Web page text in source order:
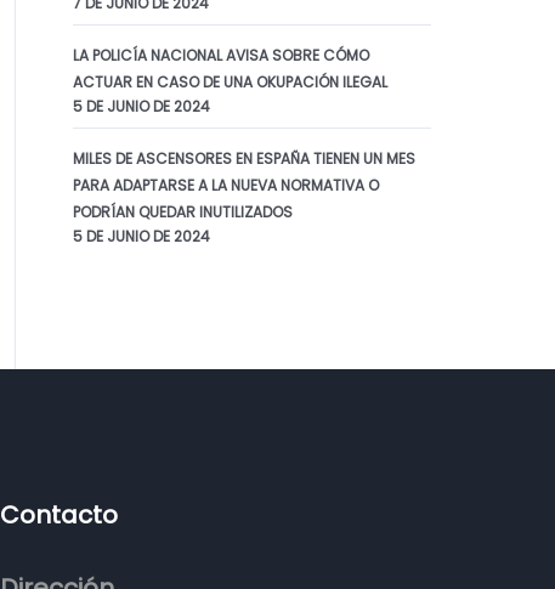
LA POLICÍA NACIONAL AVISA SOBRE CÓMO
ACTUAR EN CASO DE UNA OKUPACIÓN ILEGAL
5 DE JUNIO DE 2024
MILES DE ASCENSORES EN ESPAÑA TIENEN UN MES
PARA ADAPTARSE A LA NUEVA NORMATIVA O
PODRÍAN QUEDAR INUTILIZADOS
5 DE JUNIO DE 2024
Contacto